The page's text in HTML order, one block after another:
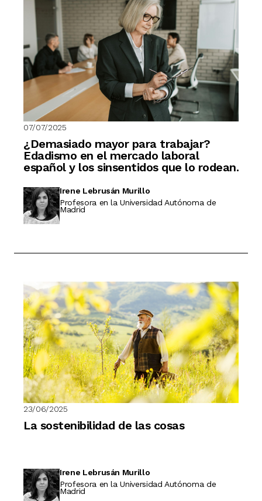
07/07/2025
¿Demasiado mayor para trabajar?
Edadismo en el mercado laboral
español y los sinsentidos que lo rodean.
Irene Lebrusán Murillo
Profesora en la Universidad Autónoma de
Madrid
23/06/2025
La sostenibilidad de las cosas
Irene Lebrusán Murillo
Profesora en la Universidad Autónoma de
Madrid